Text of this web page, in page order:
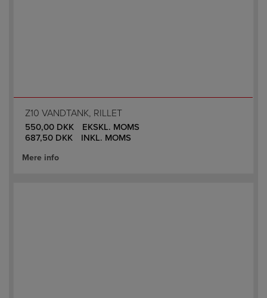
Z10 VANDTANK, RILLET
550,00 DKK
EKSKL. MOMS
687,50 DKK INKL. MOMS
Mere info